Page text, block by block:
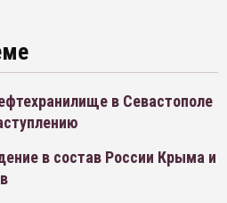
в Севастополе
в состав России Крыма и